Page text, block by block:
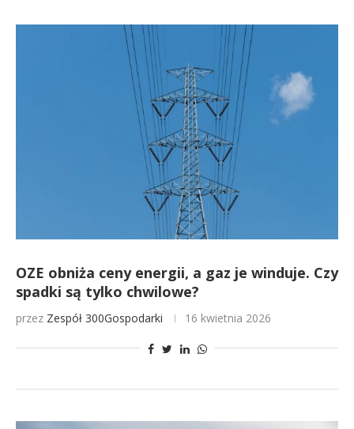
OZE obniża ceny energii, a gaz je winduje. Czy
spadki są tylko chwilowe?
przez Zespół 300Gospodarki 16 kwietnia 2026